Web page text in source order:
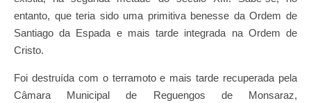
entanto, que teria sido uma primitiva benesse da Ordem de
Santiago da Espada e mais tarde integrada na Ordem de
Cristo.
Foi destruída com o terramoto e mais tarde recuperada pela
Câmara Municipal de Reguengos de Monsaraz,